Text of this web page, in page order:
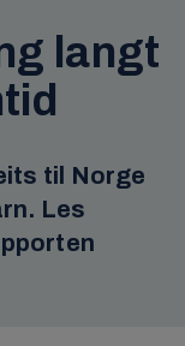
langt
til Norge
Les